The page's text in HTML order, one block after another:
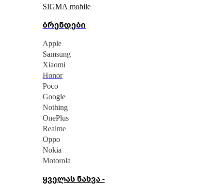
SIGMA mobile
ბრენდები
Apple
Samsung
Xiaomi
Honor
Poco
Google
Nothing
OnePlus
Realme
Oppo
Nokia
Motorola
ყველას ნახვა -